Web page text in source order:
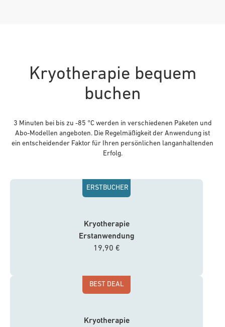
Kryotherapie bequem
buchen
3 Minuten bei bis zu -85 °C werden in verschiedenen Paketen und
Abo-Modellen angeboten. Die Regelmäßigkeit der Anwendung ist
ein entscheidender Faktor für Ihren persönlichen langanhaltenden
Erfolg.
ERSTBUCHER
Kryotherapie
Erstanwendung
19,90 €
BEST DEAL
Kryotherapie